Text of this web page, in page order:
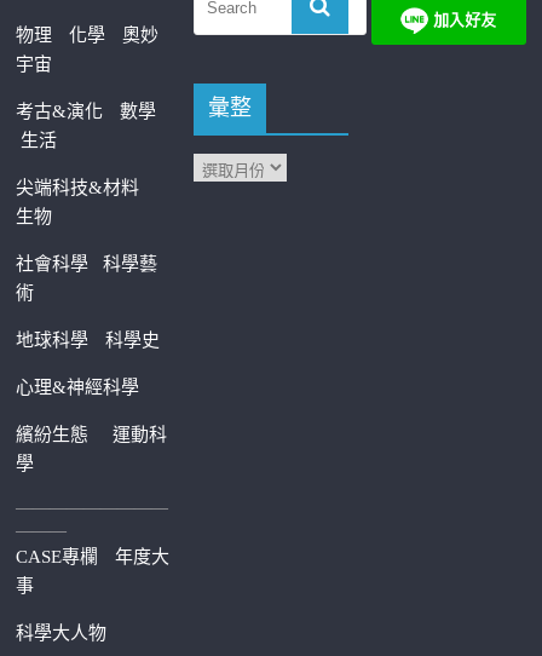
物理 化學
奧妙
宇宙
考古&演化
數學
生活
尖端科技&材料
生物
社會科學科學藝
術
地球科學 科學史
心理&神經科學
繽紛生態運動科
學
—————————
———
CASE專欄
年度大
事
科學大人物
彙整